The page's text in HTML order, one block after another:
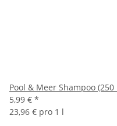
Pool & Meer Shampoo
5,99 € *
23,96 € pro 1 l